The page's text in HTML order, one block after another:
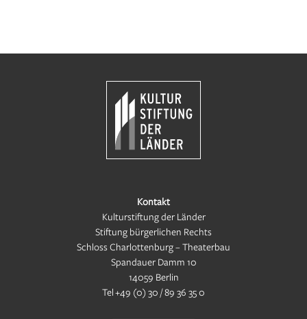
Kontakt
Kulturstiftung der Länder
Stiftung bürgerlichen Rechts
Schloss Charlottenburg – Theaterbau
Spandauer Damm 10
14059 Berlin
Tel+49 (0) 30 / 89 36 35 0